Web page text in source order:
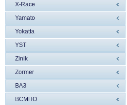
X-Race
Yamato
Yokatta
YST
Zinik
Zormer
ВАЗ
ВСМПО